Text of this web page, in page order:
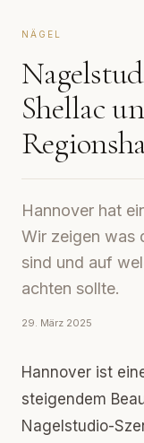
NÄGEL
Shellac
Hannover hat
Wir zeigen was
sind und auf
achten sollte.
29. März 2025
Hannover ist
steigendem
Nagelstudio-